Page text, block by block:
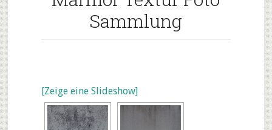
Sammlung
[Zeige eine Slideshow]